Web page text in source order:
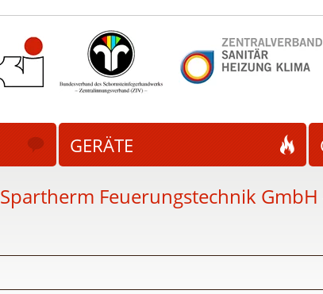
GERÄTE
Spartherm Feuerungstechnik GmbH